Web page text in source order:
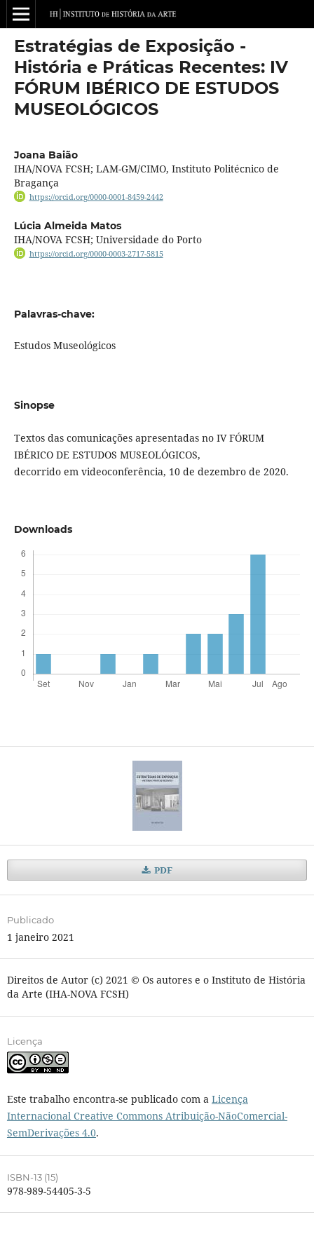
Estratégias de Exposição -
História e Práticas Recentes: IV
FÓRUM IBÉRICO DE ESTUDOS
MUSEOLÓGICOS
Joana Baião
IHA/NOVA FCSH; LAM-GM/CIMO, Instituto Politécnico de
Bragança
https://orcid.org/0000-0001-8459-2442
Lúcia Almeida Matos
IHA/NOVA FCSH; Universidade do Porto
https://orcid.org/0000-0003-2717-5815
Palavras-chave:
Estudos Museológicos
Sinopse
Textos das comunicações apresentadas no IV FÓRUM
IBÉRICO DE ESTUDOS MUSEOLÓGICOS,
decorrido em videoconferência, 10 de dezembro de 2020.
Downloads
PDF
Publicado
1 janeiro 2021
Direitos de Autor (c) 2021 © Os autores e o Instituto de História
da Arte (IHA-NOVA FCSH)
Licença
Este trabalho encontra-se publicado com a Licença
Internacional Creative Commons Atribuição-NãoComercial-
SemDerivações 4.0.
ISBN-13 (15)
978-989-54405-3-5